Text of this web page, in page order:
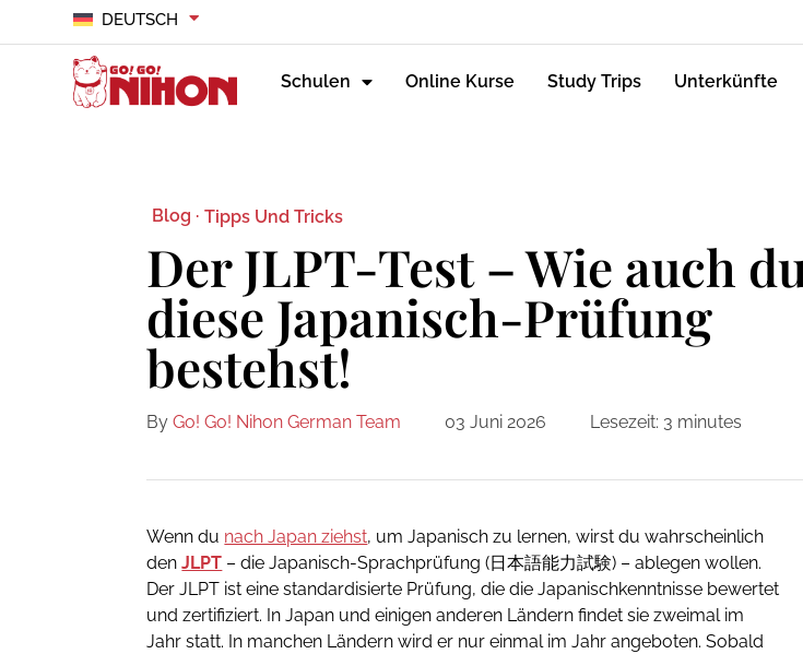
DEUTSCH
Schulen Online Kurse Study Trips Unterkünfte
Blog · Tipps Und Tricks
Der JLPT-Test – Wie auch
diese Japanisch-Prüfung
bestehst!
By Go! Go! Nihon German Team 03 Juni 2026 Lesezeit: 3 minutes
Wenn du nach Japan ziehst, um Japanisch zu lernen, wirst du wahrscheinlich
denJLPT – die Japanisch-Sprachprüfung (日本語能力試験) – ablegen wollen.
Der JLPT ist eine standardisierte Prüfung, die die Japanischkenntnisse bewertet
und zertifiziert. In Japan und einigen anderen Ländern findet sie zweimal im
Jahr statt. In manchen Ländern wird er nur einmal im Jahr angeboten. Sobald